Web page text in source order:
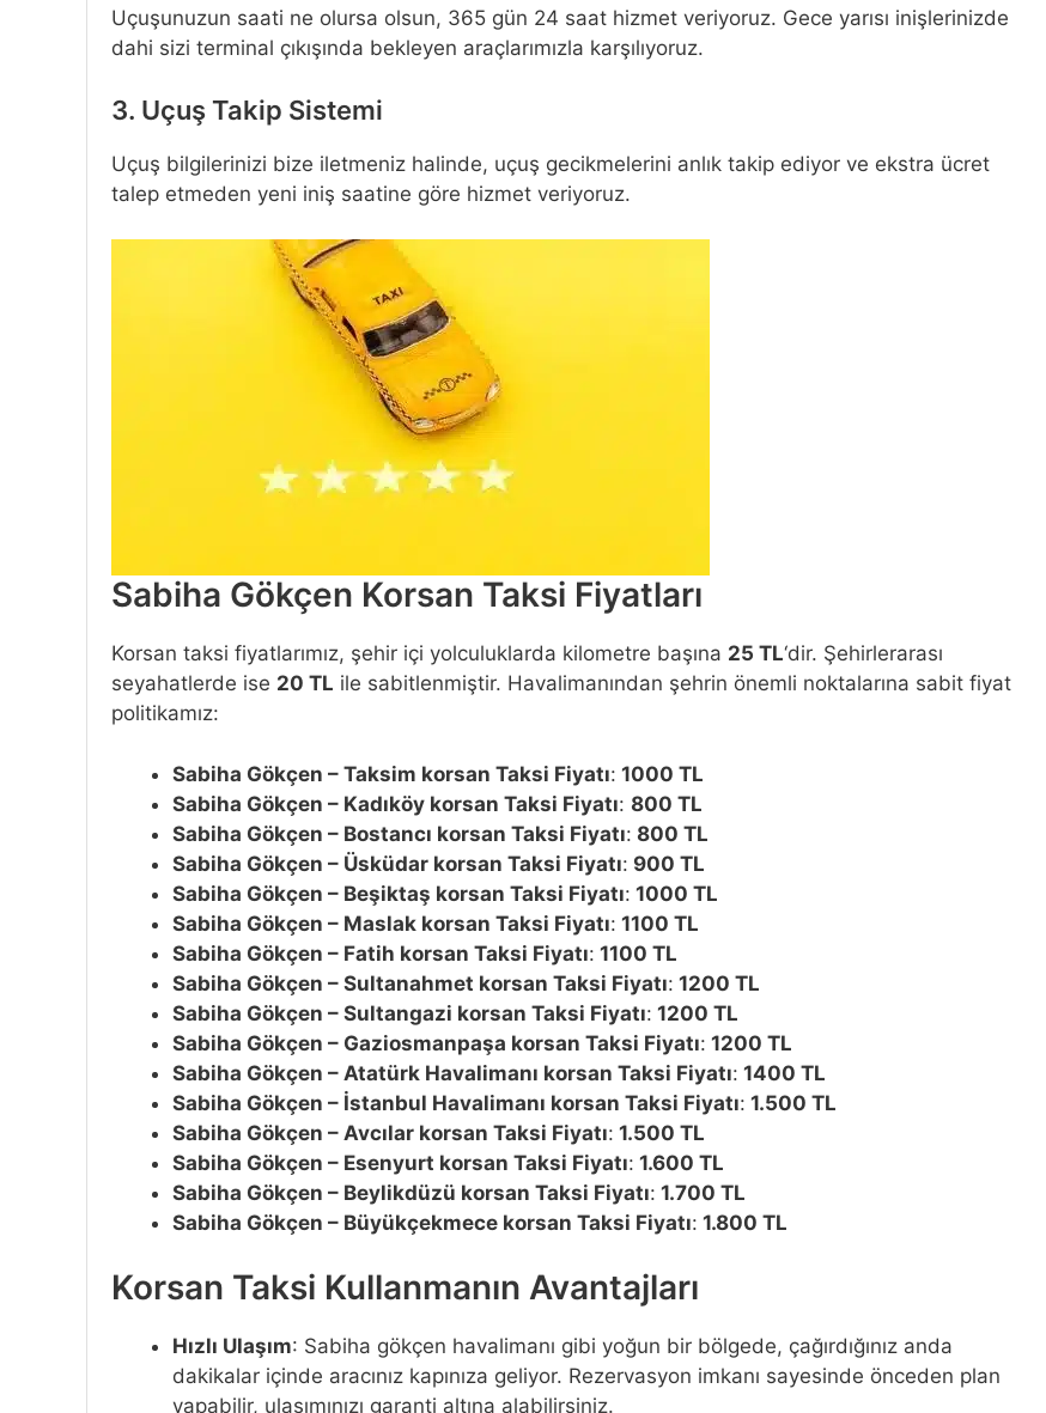
Uçuşunuzun saati ne olursa olsun, 365 gün 24 saat hizmet veriyoruz. Gece yarısı inişlerinizde
dahi sizi terminal çıkışında bekleyen araçlarımızla karşılıyoruz.
3. Uçuş Takip Sistemi
Uçuş bilgilerinizi bize iletmeniz halinde, uçuş gecikmelerini anlık takip ediyor ve ekstra ücret
talep etmeden yeni iniş saatine göre hizmet veriyoruz.
Sabiha Gökçen Korsan Taksi Fiyatları
Korsan taksi fiyatlarımız, şehir içi yolculuklarda kilometre başına 25 TL‘dir. Şehirlerarası
seyahatlerde ise 20 TL ile sabitlenmiştir. Havalimanından şehrin önemli noktalarına sabit fiyat
politikamız:
Sabiha Gökçen – Taksim korsan Taksi Fiyatı: 1000 TL
Sabiha Gökçen – Kadıköy korsan Taksi Fiyatı: 800 TL
Sabiha Gökçen – Bostancı korsan Taksi Fiyatı: 800 TL
Sabiha Gökçen – Üsküdar korsan Taksi Fiyatı: 900 TL
Sabiha Gökçen – Beşiktaş korsan Taksi Fiyatı: 1000 TL
Sabiha Gökçen – Maslak korsan Taksi Fiyatı: 1100 TL
Sabiha Gökçen – Fatih korsan Taksi Fiyatı: 1100 TL
Sabiha Gökçen – Sultanahmet korsan Taksi Fiyatı: 1200 TL
Sabiha Gökçen – Sultangazi korsan Taksi Fiyatı: 1200 TL
Sabiha Gökçen – Gaziosmanpaşa korsan Taksi Fiyatı: 1200 TL
Sabiha Gökçen – Atatürk Havalimanı korsan Taksi Fiyatı: 1400 TL
Sabiha Gökçen – İstanbul Havalimanı korsan Taksi Fiyatı: 1.500 TL
Sabiha Gökçen – Avcılar korsan Taksi Fiyatı: 1.500 TL
Sabiha Gökçen – Esenyurt korsan Taksi Fiyatı: 1.600 TL
Sabiha Gökçen – Beylikdüzü korsan Taksi Fiyatı: 1.700 TL
Sabiha Gökçen – Büyükçekmece korsan Taksi Fiyatı: 1.800 TL
Korsan Taksi Kullanmanın Avantajları
Hızlı Ulaşım: Sabiha gökçen havalimanı gibi yoğun bir bölgede, çağırdığınız anda
dakikalar içinde aracınız kapınıza geliyor. Rezervasyon imkanı sayesinde önceden plan
yapabilir, ulaşımınızı garanti altına alabilirsiniz.